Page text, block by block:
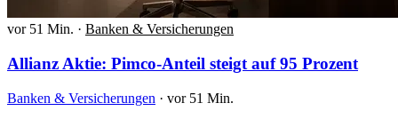
vor 51 Min. · Banken & Versicherungen
Allianz Aktie: Pimco-Anteil steigt auf 95 Prozent
Banken & Versicherungen · vor 51 Min.